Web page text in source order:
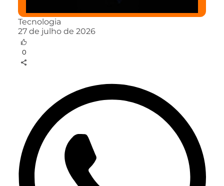
Tecnologia
27 de julho de 2026
0